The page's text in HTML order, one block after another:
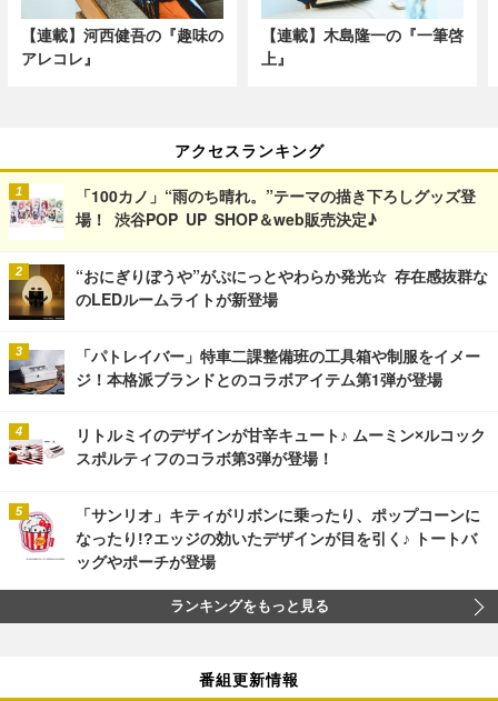
【連載】河西健吾の『趣味の
アレコレ』
【連載】木島隆一の『一筆啓
上』
アクセスランキング
「100カノ」“雨のち晴れ。”テーマの描き下ろしグッズ登
場！ 渋谷POP UP SHOP＆web販売決定♪
“おにぎりぼうや”がぷにっとやわらか発光☆ 存在感抜群な
のLEDルームライトが新登場
「パトレイバー」特車二課整備班の工具箱や制服をイメー
ジ！本格派ブランドとのコラボアイテム第1弾が登場
リトルミイのデザインが甘辛キュート♪ ムーミン×ルコック
スポルティフのコラボ第3弾が登場！
「サンリオ」キティがリボンに乗ったり、ポップコーンに
なったり!?エッジの効いたデザインが目を引く♪ トートバ
ッグやポーチが登場
ランキングをもっと見る
番組更新情報